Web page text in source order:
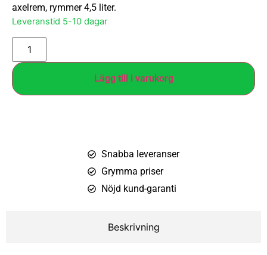
axelrem, rymmer 4,5 liter.
Leveranstid 5-10 dagar
Lägg till i varukorg
Snabba leveranser
Grymma priser
Nöjd kund-garanti
Beskrivning